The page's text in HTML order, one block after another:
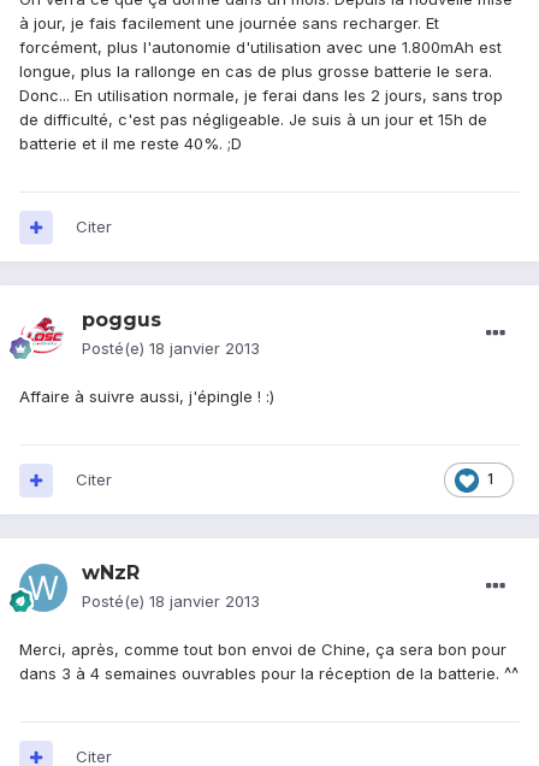
à jour, je fais facilement une journée sans recharger. Et
forcément, plus l'autonomie d'utilisation avec une 1.800mAh est
longue, plus la rallonge en cas de plus grosse batterie le sera.
Donc... En utilisation normale, je ferai dans les 2 jours, sans trop
de difficulté, c'est pas négligeable. Je suis à un jour et 15h de
batterie et il me reste 40%. ;D
Citer
poggus
Posté(e) 18 janvier 2013
Affaire à suivre aussi, j'épingle ! :)
1
Citer
wNzR
Posté(e) 18 janvier 2013
Merci, après, comme tout bon envoi de Chine, ça sera bon pour
dans 3 à 4 semaines ouvrables pour la réception de la batterie. ^^
Citer